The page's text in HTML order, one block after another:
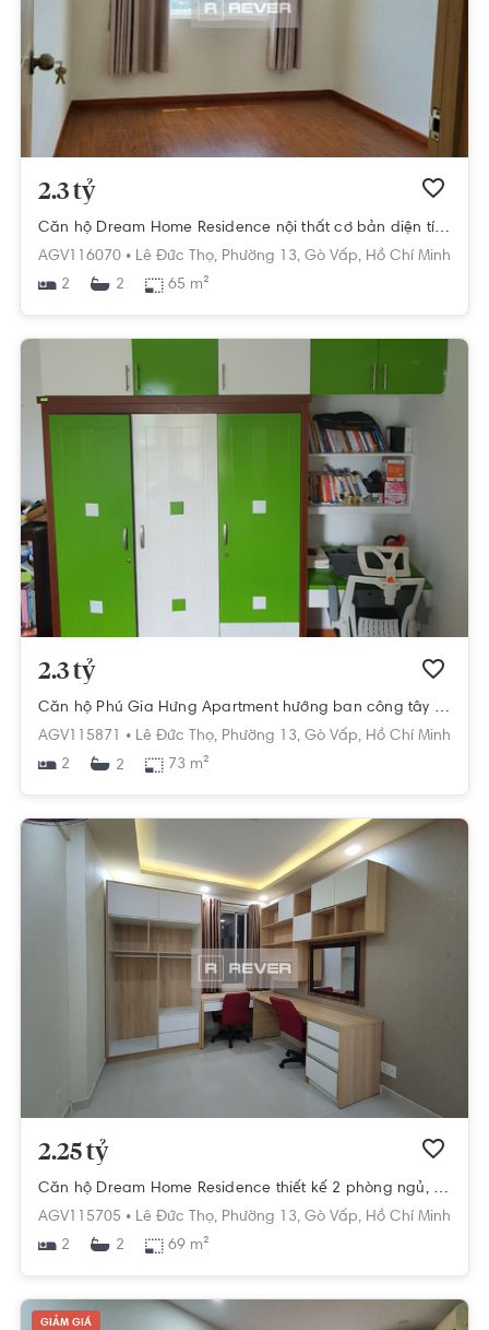
2.3 tỷ
Căn hộ Dream Home Residence nội thất cơ bản diện tích 65m²
AGV116070 • Lê Đức Thọ, Phường 13, Gò Vấp, Hồ Chí Minh
2
2 65 m²
2.3 tỷ
Căn hộ Phú Gia Hưng Apartment hướng ban công tây nội thất cơ bản diện tích 73m²
AGV115871 • Lê Đức Thọ, Phường 13, Gò Vấp, Hồ Chí Minh
2
2 73 m²
2.25 tỷ
Căn hộ Dream Home Residence thiết kế 2 phòng ngủ, nội thất cơ bản.
AGV115705 • Lê Đức Thọ, Phường 13, Gò Vấp, Hồ Chí Minh
2
2 69 m²
GIẢM GIÁ